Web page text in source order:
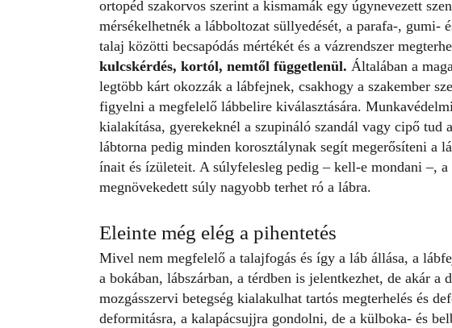
ortopéd szakorvos szerint a kismamák egy úgynevezett
mérsékelhetnék a lábboltozat süllyedését, a parafa-, gumi-
talaj közötti becsapódás mértékét és a vázrendszer
kulcskérdés, kortól, nemtől függetlenül. Általában a
legtöbb kárt okozzák a lábfejnek, csakhogy a szakember
figyelni a megfelelő lábbelire kiválasztására.
kialakítása, gyerekeknél a szupináló szandál vagy cipő tud
lábtorna pedig minden korosztálynak segít megerősíteni a
ínait és ízületeit. A súlyfelesleg pedig – kell-e mondani –, a
megnövekedett súly nagyobb terhet ró a lábra.
Eleinte még elég a pihentetés
Mivel nem megfelelő a talajfogás és így a láb állása, a
a bokában, lábszárban, a térdben is jelentkezhet, de akár a
mozgásszervi betegség kialakulhat tartós megterhelés és
deformitásra, a kalapácsujjra gondolni, de a külboka- és